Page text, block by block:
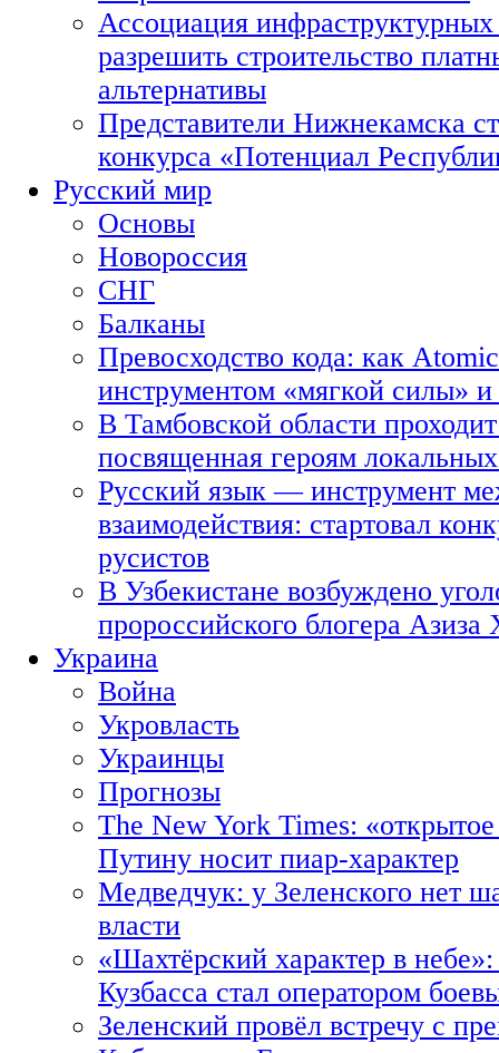
Ассоциация
разрешить строительство
альтернативы
Представители Нижнекамска
конкурса «Потенциал
Русский мир
Основы
Новороссия
СНГ
Балканы
Превосходство кода: как
инструментом «мягкой силы» и
В Тамбовской области
посвященная героям
Русский язык — инструмент
взаимодействия: стартовал
русистов
В Узбекистане возбуждено
пророссийского блогера Азиза
Украина
Война
Укровласть
Украинцы
Прогнозы
The New York Times:
Путину носит пиар-характер
Медведчук: у Зеленского нет
власти
«Шахтёрский характер в
Кузбасса стал оператором
Зеленский провёл встречу с